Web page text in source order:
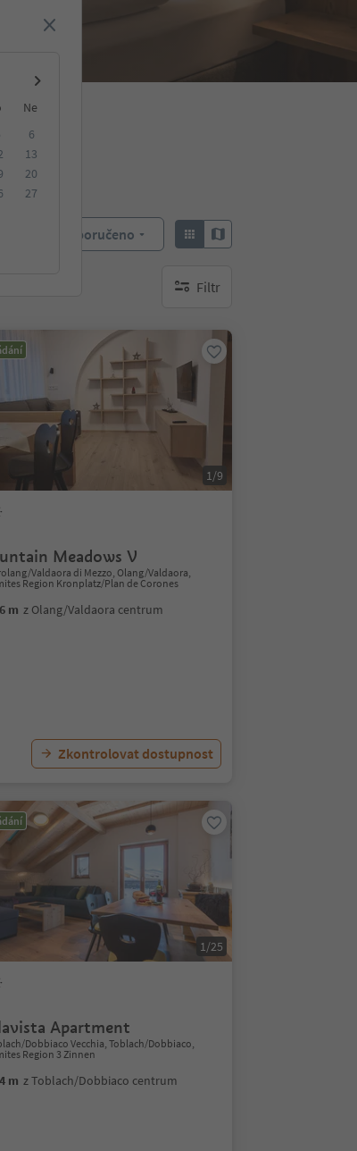
Ne
6
13
20
27
Doporučeno
Filtr
brak aktywnych filtrów
1/9
Meadows V
Valdaora di Mezzo, Olang/Valdaora,
Region Kronplatz/Plan de Corones
m z Olang/Valdaora centrum
Zkontrolovat dostupnost
1/25
Apartment
Dobbiaco Vecchia, Toblach/Dobbiaco,
Region 3 Zinnen
m z Toblach/Dobbiaco centrum